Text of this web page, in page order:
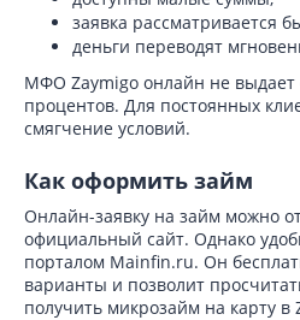
заявка рассматривается
деньги переводят
МФО Zaymigo онлайн не выдает
процентов. Для постоянных
смягчение условий.
Как оформить займ
Онлайн-заявку на займ можно
официальный сайт. Однако
порталом Mainfin.ru. Он
варианты и позволит
получить микрозайм на карту